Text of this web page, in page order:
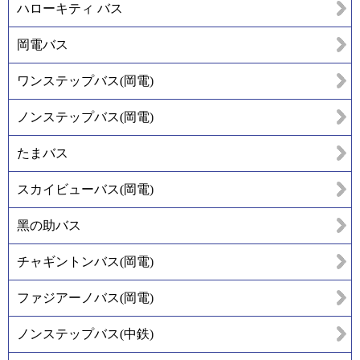
ハローキティ バス
岡電バス
ワンステップバス(岡電)
ノンステップバス(岡電)
たまバス
スカイビューバス(岡電)
黑の助バス
チャギントンバス(岡電)
ファジアーノバス(岡電)
ノンステップバス(中鉄)